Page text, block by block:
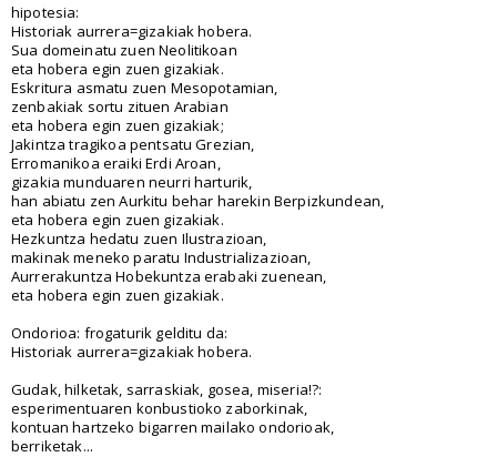
hipotesia:
Historiak aurrera=gizakiak hobera.
Sua domeinatu zuen Neolitikoan
eta hobera egin zuen gizakiak.
Eskritura asmatu zuen Mesopotamian,
zenbakiak sortu zituen Arabian
eta hobera egin zuen gizakiak;
Jakintza tragikoa pentsatu Grezian,
Erromanikoa eraiki Erdi Aroan,
gizakia munduaren neurri harturik,
han abiatu zen Aurkitu behar harekin Berpizkundean,
eta hobera egin zuen gizakiak.
Hezkuntza hedatu zuen Ilustrazioan,
makinak meneko paratu Industrializazioan,
Aurrerakuntza Hobekuntza erabaki zuenean,
eta hobera egin zuen gizakiak.
Ondorioa: frogaturik gelditu da:
Historiak aurrera=gizakiak hobera.
Gudak, hilketak, sarraskiak, gosea, miseria!?:
esperimentuaren konbustioko zaborkinak,
kontuan hartzeko bigarren mailako ondorioak,
berriketak...